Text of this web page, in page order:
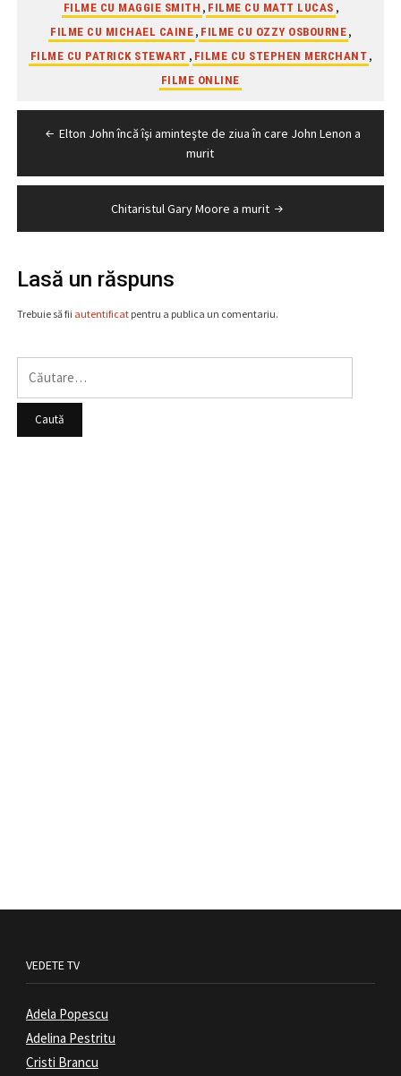
FILME CU MAGGIE SMITH , FILME CU MATT LUCAS ,
FILME CU MICHAEL CAINE , FILME CU OZZY OSBOURNE ,
FILME CU PATRICK STEWART , FILME CU STEPHEN MERCHANT ,
FILME ONLINE
Navigare
articole
Elton John încă îşi aminteşte de ziua în care John Lenon a
murit
Chitaristul Gary Moore a murit
Lasă un răspuns
Trebuie să fii autentificatpentru a publica un comentariu.
VEDETE TV
Adela Popescu
Adelina Pestritu
Cristi Brancu